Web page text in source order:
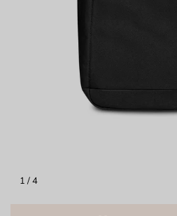
1 / 4